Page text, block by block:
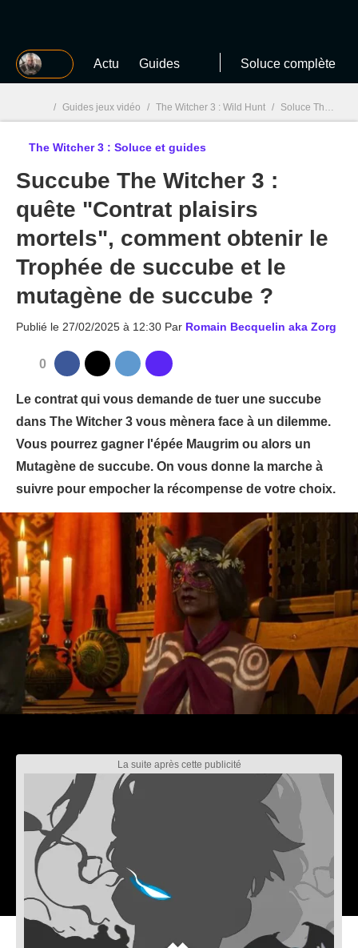
MGG Actu Guides Soluce complète
MGG
/ Guides jeux vidéo / The Witcher 3 : Wild Hunt / Soluce The Witcher 3 : Quêtes, guides et astuces
The Witcher 3 : Soluce et guides
Succube The Witcher 3 :
quête "Contrat plaisirs
mortels", comment obtenir le
Trophée de succube et le
mutagène de succube ?
Publié le 27/02/2025 à 12:30 Par Romain Becquelin aka Zorg
0
Le contrat qui vous demande de tuer une succube
dans The Witcher 3 vous mènera face à un dilemme.
Vous pourrez gagner l'épée Maugrim ou alors un
Mutagène de succube. On vous donne la marche à
suivre pour empocher la récompense de votre choix.